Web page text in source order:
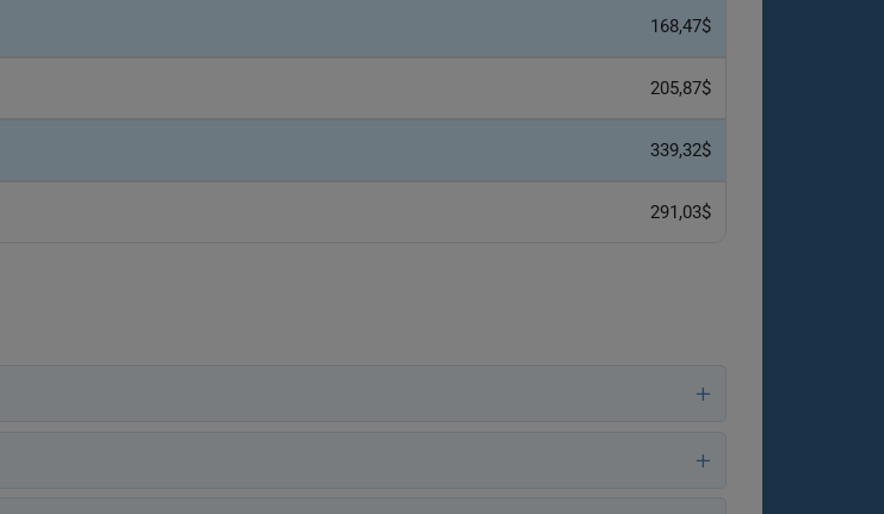
168,47$
205,87$
339,32$
291,03$